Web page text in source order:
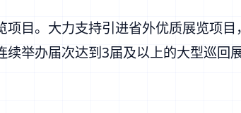
项目。大力支持引进省外优质展览项
续举办届次达到3届及以上的大型巡